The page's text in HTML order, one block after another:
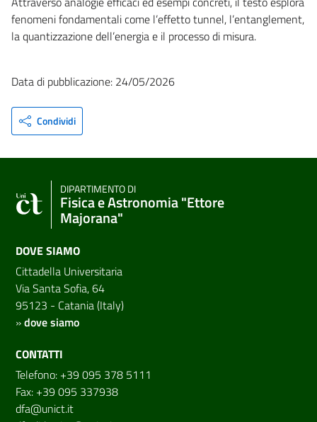
fenomeni fondamentali come l’effetto tunnel, l’entanglement,
la quantizzazione dell’energia e il processo di misura.
Data di pubblicazione: 24/05/2026
Condividi
DIPARTIMENTO DI
Fisica e Astronomia "Ettore
Majorana"
DOVE SIAMO
Cittadella Universitaria
Via Santa Sofia, 64
95123 - Catania (Italy)
»dove siamo
CONTATTI
Telefono: +39 095 378 5111
Fax: +39 095 337938
dfa@unict.it